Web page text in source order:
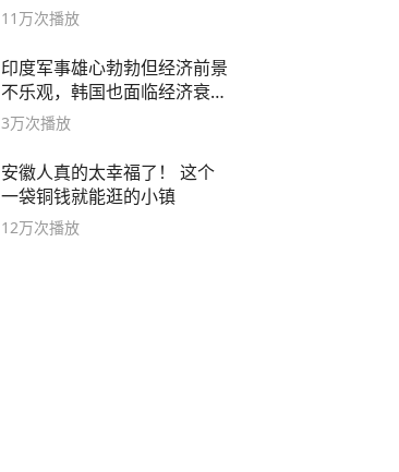
11万次播放
印度军事雄心勃勃但经济前景
不乐观，韩国也面临经济衰退
风险
3万次播放
安徽人真的太幸福了！ 这个
一袋铜钱就能逛的小镇
12万次播放